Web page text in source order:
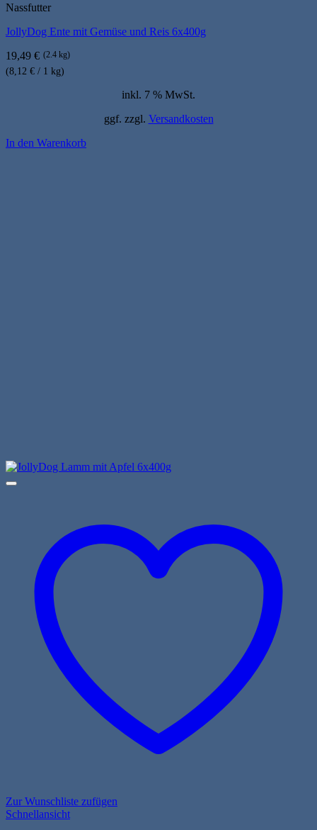
Nassfutter
JollyDog Ente mit Gemüse und Reis 6x400g
19,49 € (2.4 kg)
(8,12 € / 1 kg)
inkl. 7 % MwSt.
ggf. zzgl. Versandkosten
In den Warenkorb
Zur Wunschliste zufügen
Schnellansicht